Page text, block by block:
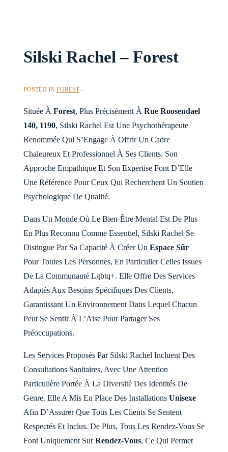
Silski Rachel – Forest
POSTED IN FOREST
Située À Forest, Plus Précisément À Rue Roosendael
140, 1190, Silski Rachel Est Une Psychothérapeute
Renommée Qui S’Engage À Offrir Un Cadre
Chaleureux Et Professionnel À Ses Clients. Son
Approche Empathique Et Son Expertise Font D’Elle
Une Référence Pour Ceux Qui Recherchent Un Soutien
Psychologique De Qualité.
Dans Un Monde Où Le Bien-Être Mental Est De Plus
En Plus Reconnu Comme Essentiel, Silski Rachel Se
Distingue Par Sa Capacité À Créer Un Espace Sûr
Pour Toutes Les Personnes, En Particulier Celles Issues
De La Communauté Lgbtq+. Elle Offre Des Services
Adaptés Aux Besoins Spécifiques Des Clients,
Garantissant Un Environnement Dans Lequel Chacun
Peut Se Sentir À L’Aise Pour Partager Ses
Préoccupations.
Les Services Proposés Par Silski Rachel Incluent Des
Consultations Sanitaires, Avec Une Attention
Particulière Portée À La Diversité Des Identités De
Genre. Elle A Mis En Place Des Installations Unisexe
Afin D’Assurer Que Tous Les Clients Se Sentent
Respectés Et Inclus. De Plus, Tous Les Rendez-Vous Se
Font Uniquement SurRendez-Vous, Ce Qui Permet